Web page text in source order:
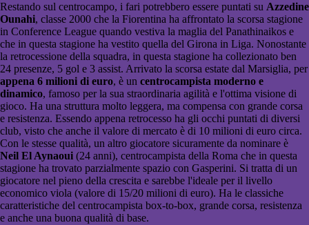
Restando sul centrocampo, i fari potrebbero essere puntati su Azzedine
Ounahi, classe 2000 che la Fiorentina ha affrontato la scorsa stagione
in Conference League quando vestiva la maglia del Panathinaikos e
che in questa stagione ha vestito quella del Girona in Liga. Nonostante
la retrocessione della squadra, in questa stagione ha collezionato ben
24 presenze, 5 gol e 3 assist. Arrivato la scorsa estate dal Marsiglia, per
appena 6 milioni di euro, è un centrocampista moderno e
dinamico, famoso per la sua straordinaria agilità e l'ottima visione di
gioco. Ha una struttura molto leggera, ma compensa con grande corsa
e resistenza. Essendo appena retrocesso ha gli occhi puntati di diversi
club, visto che anche il valore di mercato è di 10 milioni di euro circa.
Con le stesse qualità, un altro giocatore sicuramente da nominare è
Neil El Aynaoui (24 anni), centrocampista della Roma che in questa
stagione ha trovato parzialmente spazio con Gasperini. Si tratta di un
giocatore nel pieno della crescita e sarebbe l'ideale per il livello
economico viola (valore di 15/20 milioni di euro). Ha le classiche
caratteristiche del centrocampista box-to-box, grande corsa, resistenza
e anche una buona qualità di base.